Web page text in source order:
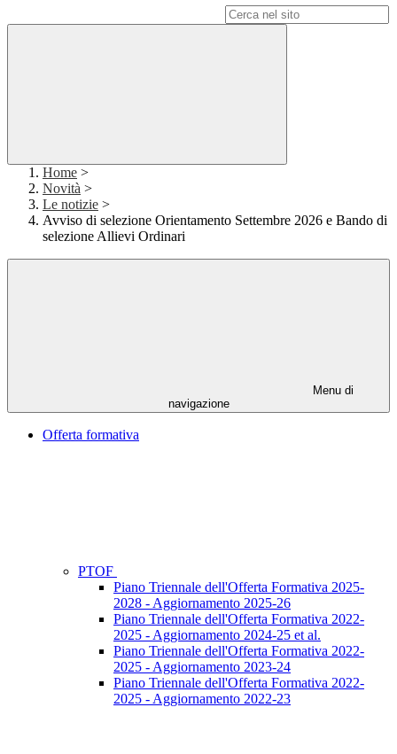
Home >
Novità >
Le notizie >
Avviso di selezione Orientamento Settembre 2026 e Bando di
selezione Allievi Ordinari
Menu di
navigazione
Offerta formativa
PTOF
Piano Triennale dell'Offerta Formativa 2025-
2028 - Aggiornamento 2025-26
Piano Triennale dell'Offerta Formativa 2022-
2025 - Aggiornamento 2024-25 et al.
Piano Triennale dell'Offerta Formativa 2022-
2025 - Aggiornamento 2023-24
Piano Triennale dell'Offerta Formativa 2022-
2025 - Aggiornamento 2022-23